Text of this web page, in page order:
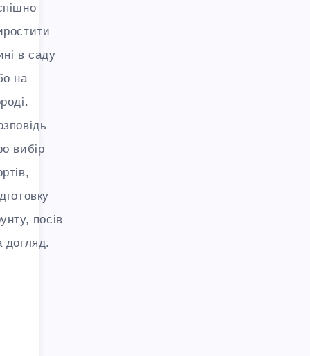
в саду
на
вибір
посів
догляд.